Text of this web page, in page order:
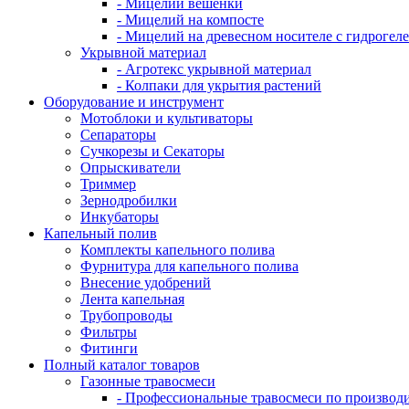
- Мицелий вешенки
- Мицелий на компосте
- Мицелий на древесном носителе с
Укрывной материал
- Агротекс укрывной материал
- Колпаки для укрытия растений
Оборудование и инструмент
Мотоблоки и культиваторы
Сепараторы
Сучкорезы и Секаторы
Опрыскиватели
Триммер
Зернодробилки
Инкубаторы
Капельный полив
Комплекты капельного полива
Фурнитура для капельного полива
Внесение удобрений
Лента капельная
Трубопроводы
Фильтры
Фитинги
Полный каталог товаров
Газонные травосмеси
- Профессиональные травосмеси по